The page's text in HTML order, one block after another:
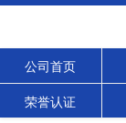
公司首页
荣誉认证